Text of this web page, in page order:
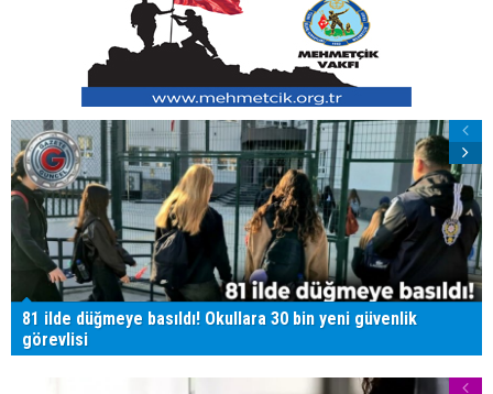
81 ilde düğmeye basıldı! Okullara 30 bin yeni güvenlik
görevlisi